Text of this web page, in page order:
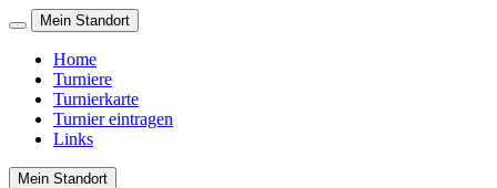
Mein Standort
Home
Turniere
Turnierkarte
Turnier eintragen
Links
Mein Standort